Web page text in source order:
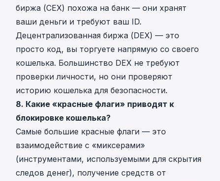
биржа (CEX) похожа на банк — они хранят
ваши деньги и требуют ваш ID.
Децентрализованная биржа (DEX) — это
просто код, вы торгуете напрямую со своего
кошелька. Большинство DEX не требуют
проверки личности, но они проверяют
историю кошелька для безопасности.
8. Какие «красные флаги» приводят к
блокировке кошелька?
Самые большие красные флаги — это
взаимодействие с «миксерами»
(инструментами, используемыми для скрытия
следов денег), получение средств от